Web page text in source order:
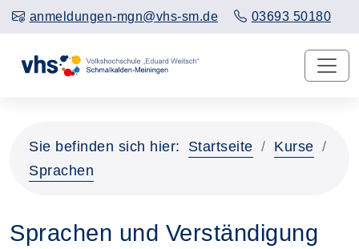
anmeldungen-mgn@vhs-sm.de 03693 50180
Sie befinden sich hier: Startseite
Kurse
Sprachen
Sprachen und Verständigung